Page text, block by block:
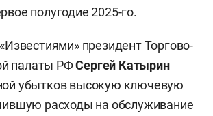
полугодие 2025-го.
Известиями» президент Торгово-
палаты РФСергей Катырин
убытков высокую ключевую
расходы на обслуживание